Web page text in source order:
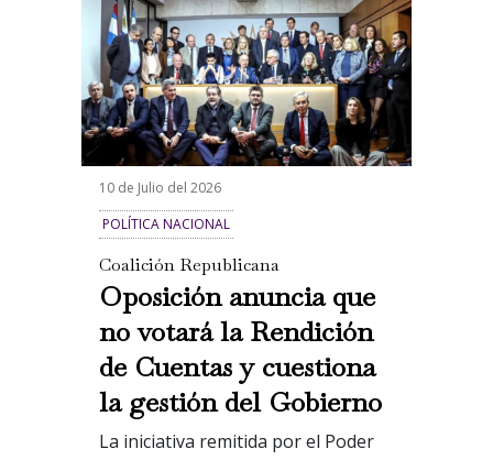
10 de Julio del 2026
POLÍTICA NACIONAL
Coalición Republicana
Oposición anuncia que
no votará la Rendición
de Cuentas y cuestiona
la gestión del Gobierno
La iniciativa remitida por el Poder